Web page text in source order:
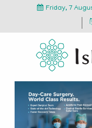
Friday, 7